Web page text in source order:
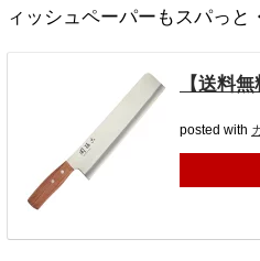
ィッシュペーパーもスパっと
【送料
posted with